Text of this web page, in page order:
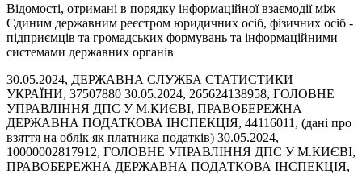
Відомості, отримані в порядку інформаційної взаємодії між
Єдиним державним реєстром юридичних осіб, фізичних осіб -
підприємців та громадських формувань та інформаційними
системами державних органів
30.05.2024, ДЕРЖАВНА СЛУЖБА СТАТИСТИКИ
УКРАЇНИ, 37507880 30.05.2024, 265624138958, ГОЛОВНЕ
УПРАВЛІННЯ ДПС У М.КИЄВІ, ПРАВОБЕРЕЖНА
ДЕРЖАВНА ПОДАТКОВА ІНСПЕКЦІЯ, 44116011, (дані про
взяття на облік як платника податків) 30.05.2024,
10000002817912, ГОЛОВНЕ УПРАВЛІННЯ ДПС У М.КИЄВІ,
ПРАВОБЕРЕЖНА ДЕРЖАВНА ПОДАТКОВА ІНСПЕКЦІЯ,